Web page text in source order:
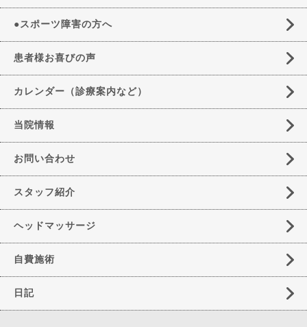
●スポーツ障害の方へ
患者様お喜びの声
カレンダー（診療案内など）
当院情報
お問い合わせ
スタッフ紹介
ヘッドマッサージ
自費施術
日記